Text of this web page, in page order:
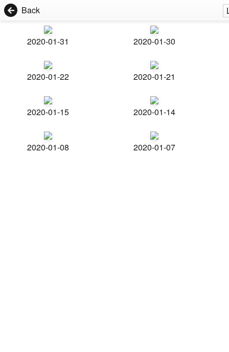
Back
2020-01-31 2020-01-30
2020-01-22 2020-01-21
2020-01-15 2020-01-14
2020-01-08 2020-01-07